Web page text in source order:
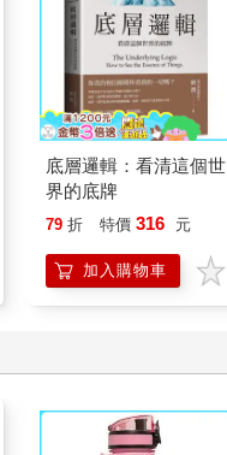
底層邏輯：看清這個世
界的底牌
79 折 特價 316 元
加入購物車